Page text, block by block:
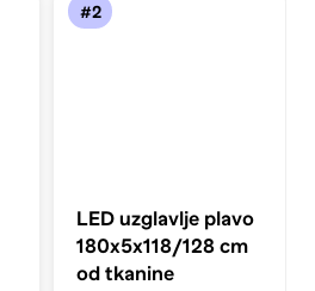
#2
LED uzglavlje plavo
180x5x118/128 cm
od tkanine